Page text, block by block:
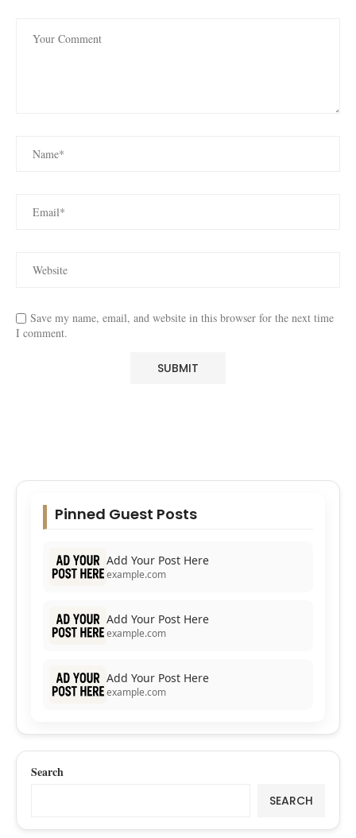
Save my name, email, and website in this browser for the next time
I comment.
Pinned Guest Posts
Add Your Post Here
example.com
Add Your Post Here
example.com
Add Your Post Here
example.com
Search
SEARCH